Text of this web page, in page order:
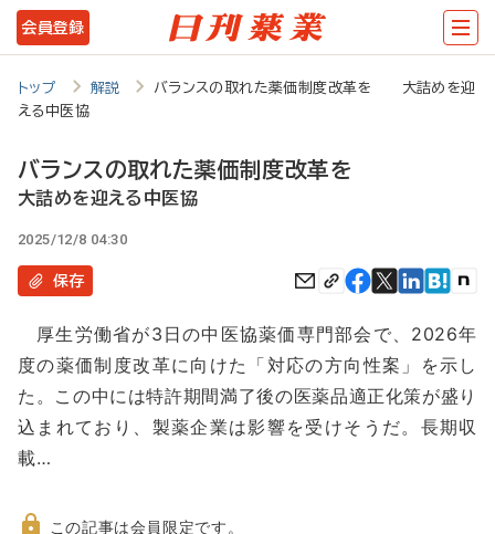
メ
イ
テ
ツ
に
動
会員登録
トップ 解説
バランスの取れた薬価制度改革を 大詰めを迎
える中医協
バランスの取れた薬価制度改革を
大詰めを迎える中医協
2025/12/8 04:30
保存
厚生労働省が3日の中医協薬価専門部会で、2026年
度の薬価制度改革に向けた「対応の方向性案」を示し
た。この中には特許期間満了後の医薬品適正化策が盛り
込まれており、製薬企業は影響を受けそうだ。長期収
載…
この記事は会員限定です。